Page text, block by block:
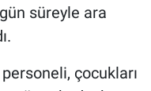
süreyle ara
çocukları